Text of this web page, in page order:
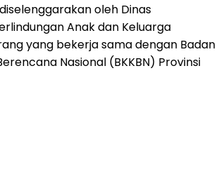
oleh Dinas
Anak dan Keluarga
yang bekerja sama dengan Badan
Nasional (BKKBN) Provinsi